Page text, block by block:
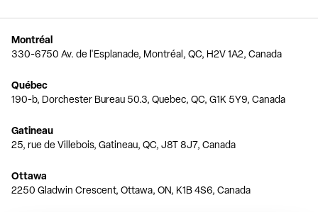
Montréal
330-6750 Av. de l'Esplanade, Montréal, QC, H2V 1A2, Canada
Québec
190-b, Dorchester Bureau 50.3, Quebec, QC, G1K 5Y9, Canada
Gatineau
25, rue de Villebois, Gatineau, QC, J8T 8J7, Canada
Ottawa
2250 Gladwin Crescent, Ottawa, ON, K1B 4S6, Canada